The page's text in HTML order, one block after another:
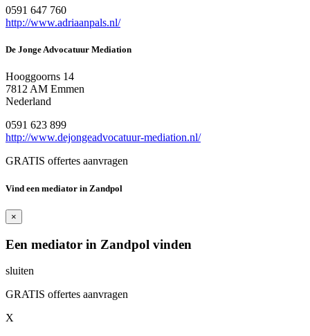
0591 647 760
http://www.adriaanpals.nl/
De Jonge Advocatuur Mediation
Hooggoorns 14
7812 AM Emmen
Nederland
0591 623 899
http://www.dejongeadvocatuur-mediation.nl/
GRATIS offertes aanvragen
Vind een mediator in Zandpol
×
Een mediator in Zandpol vinden
sluiten
GRATIS offertes aanvragen
X